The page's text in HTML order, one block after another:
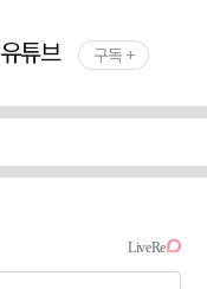
유튜브 구독 +